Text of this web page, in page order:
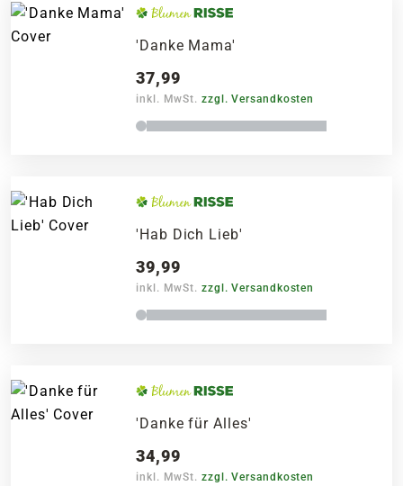
'Danke Mama'
37,99
inkl. MwSt. zzgl. Versandkosten
'Hab Dich Lieb'
39,99
inkl. MwSt. zzgl. Versandkosten
'Danke für Alles'
34,99
inkl. MwSt. zzgl. Versandkosten